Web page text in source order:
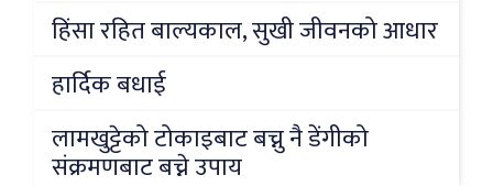
हिंसा रहित बाल्यकाल, सुखी जीवनको आधार
हार्दिक बधाई
लामखुट्टेको टोकाइबाट बच्नु नै डेंगीको
संक्रमणबाट बच्ने उपाय